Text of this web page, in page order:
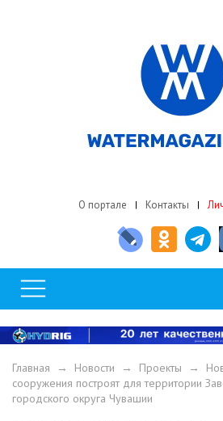
О портале Контакты
Главная → Новости → Проекты →
сооружения построят для территории
городского округа Чувашии